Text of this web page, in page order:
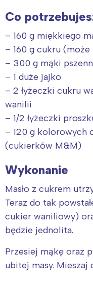
Co
– 160 g miękkiego
– 160 g cukru
– 300 g mąki
– 1 duże jajko
– 2 łyżeczki cukru
wanilii
– 1/2 łyżeczki
– 120 g kolorowych
(cukierków M&M)
Wykonanie
Masło z cukrem
Teraz do tak
cukier waniliowy)
będzie jednolita.
Przesiej mąkę oraz
ubitej masy. Mieszaj